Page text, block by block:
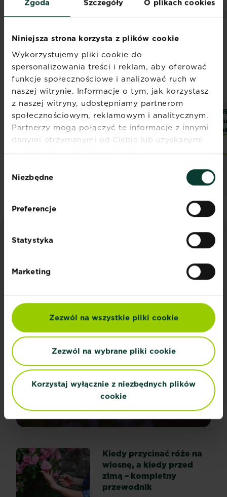
Zgoda Szczegóły O plikach cookies
Niniejsza strona korzysta z plików cookie
Wykorzystujemy pliki cookie do
spersonalizowania treści i reklam, aby oferować
funkcje społecznościowe i analizować ruch w
naszej witrynie. Informacje o tym, jak korzystasz
z naszej witryny, udostępniamy partnerom
społecznościowym, reklamowym i analitycznym.
Partnerzy mogą połączyć te informacje z innymi
danymi otrzymanymi od Ciebie lub uzyskanymi
podczas korzystania z ich usług.
zgody
Niezbędne
Preferencje
Statystyka
Marketing
Zezwól na wszystkie pliki cookie
Zezwól na wybrane pliki cookie
Korzystaj wyłącznie z niezbędnych plików
cookie
SUBSTRAL Lepy na
Ziemiórki
Znajdź sklep
NOWOŚĆ
SUBSTRAL Kapsułki
na ziemiórki
Znajdź sklep
NOWOŚĆ
PORADY I INSPIRACJE
Odkryj wszystkie artykuły
Kwiaty na taras – jakie
rośliny, krzewy i drzewka
do donic wybrać?
Wybór
roślin
lub
balkon
nie
powinien
Czytaj więcejKwiaty na taras – jakie rośliny, krzewy
Kiedy przycinać róże na
wiosnę, a kiedy przed
zimą – kompletny
przewodnik